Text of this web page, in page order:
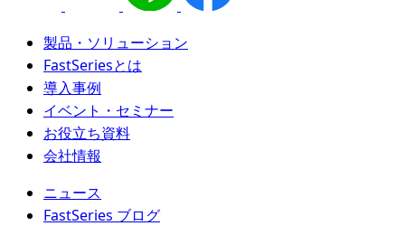
製品・ソリューション
FastSeriesとは
導入事例
イベント・セミナー
お役立ち資料
会社情報
ニュース
FastSeries ブログ